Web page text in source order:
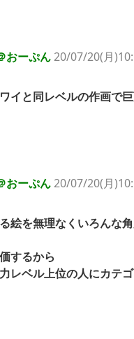
おーぷん20/07/20(月
イと同レベルの作画で
おーぷん20/07/20(月
絵を無理なくいろんな
するから
レベル上位の人にカテ